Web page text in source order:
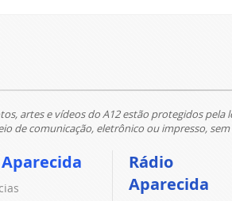
artes e vídeos do A12 estão protegidos
de comunicação, eletrônico ou impresso,
Aparecida
Rádio
Aparecida